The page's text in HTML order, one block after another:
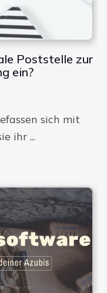
Poststelle zur
ein?
sich mit
ihr ...